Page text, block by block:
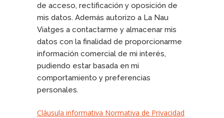
de acceso, rectificación y oposición de
mis datos. Además autorizo a La Nau
Viatges a contactarme y almacenar mis
datos con la finalidad de proporcionarme
información comercial de mi interés,
pudiendo estar basada en mi
comportamiento y preferencias
personales.
Cláusula informativa Normativa de Privacidad